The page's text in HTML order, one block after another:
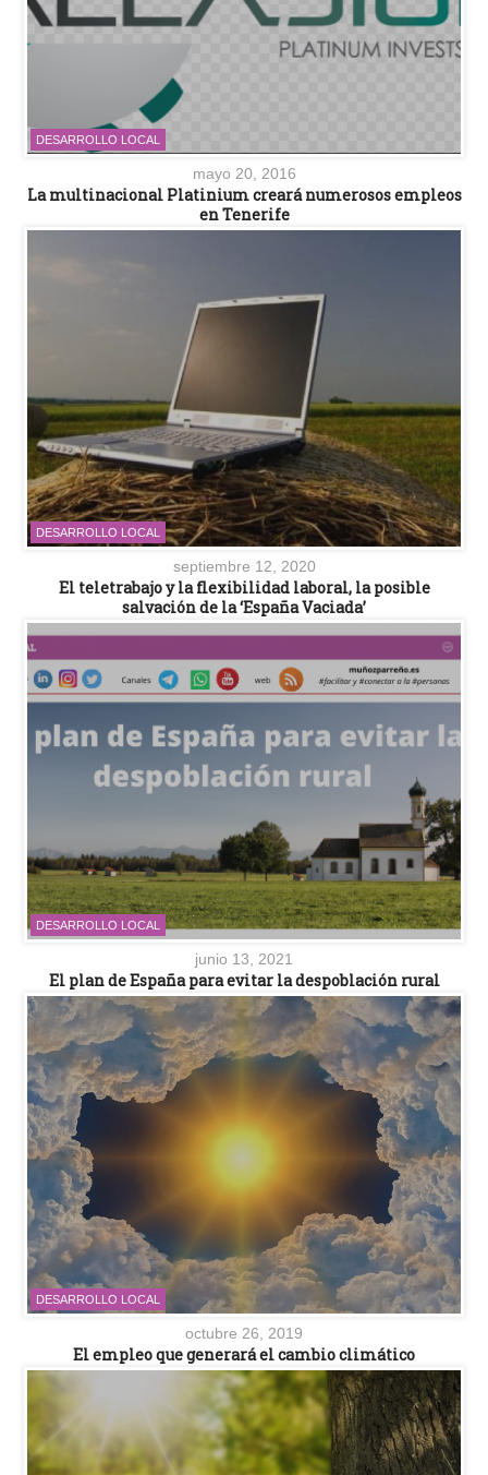
DESARROLLO LOCAL
mayo 20, 2016
La multinacional Platinium creará numerosos empleos
en Tenerife
DESARROLLO LOCAL
septiembre 12, 2020
El teletrabajo y la flexibilidad laboral, la posible
salvación de la ‘España Vaciada’
DESARROLLO LOCAL
junio 13, 2021
El plan de España para evitar la despoblación rural
DESARROLLO LOCAL
octubre 26, 2019
El empleo que generará el cambio climático